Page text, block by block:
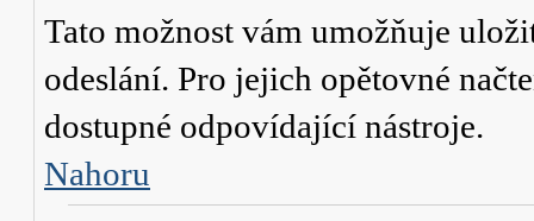
Tato možnost vám umožňuje
odeslání. Pro jejich opětovné
dostupné odpovídající nástroje.
Nahoru